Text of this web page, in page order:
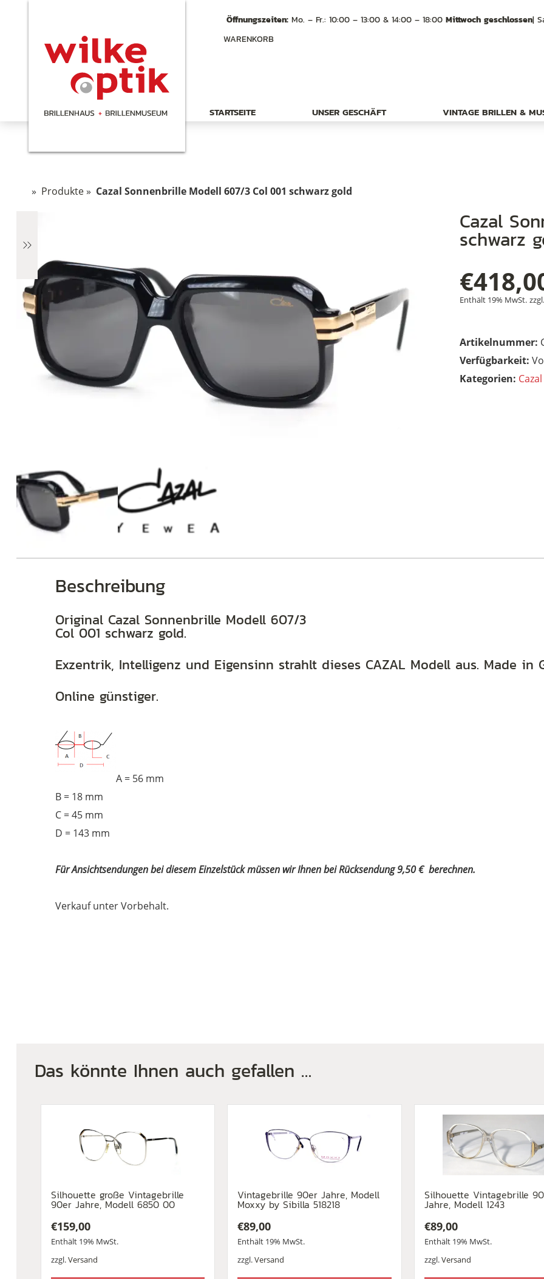
Öffnungszeiten:Mo. – Fr.: 10:00 – 13:00 & 14:00 – 18:00 Mittwoch geschlossen|
WARENKORB
STARTSEITE UNSER GESCHÄFT VINTAGE BRILLEN &
» Produkte» Cazal Sonnenbrille Modell 607/3 Col 001 schwarz gold
Cazal Sonnenbrille Modell 607/3 Col 001
schwarz
€
Enthält 19% MwSt. zzgl.
Artikelnummer:
Kategorien:
Beschreibung
Original Cazal Sonnenbrille Modell 607/3
Col 001 schwarz gold.
Exzentrik, Intelligenz und Eigensinn strahlt dieses CAZAL Modell aus. Made in
Online günstiger.
A = 56 mm
B = 18 mm
C = 45 mm
D = 143 mm
Für Ansichtsendungen bei diesem Einzelstück müssen wir Ihnen bei Rücksendung 9,50 € berechnen.
Verkauf unter Vorbehalt.
Das könnte Ihnen auch gefallen …
Silhouette große Vintagebrille
90er Jahre, Modell 6850 00
€159,00
Enthält 19% MwSt.
zzgl.Versand
Vintagebrille 90er Jahre, Modell
Moxxy by Sibilla 518218
€89,00
Enthält 19% MwSt.
zzgl.Versand
Silhouette Vintagebrille
Jahre, Modell 1243
€89,00
Enthält 19% MwSt.
zzgl.Versand
€2.890